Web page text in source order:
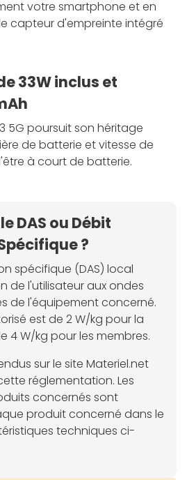
votre smartphone et en
capteur d'empreinte intégré
33W inclus et
5G poursuit son héritage
de batterie et vitesse de
à court de batterie.
DAS ou Débit
?
spécifique (DAS) local
de l'utilisateur aux ondes
de l'équipement concerné.
est de 2 W/kg pour la
4 W/kg pour les membres.
sur le site Materiel.net
réglementation. Les
concernés sont
produit concerné dans le
techniques ci-